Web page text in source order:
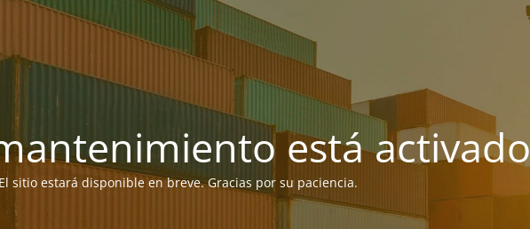
está activado
El sitio estará disponible en breve. Gracias por su paciencia.